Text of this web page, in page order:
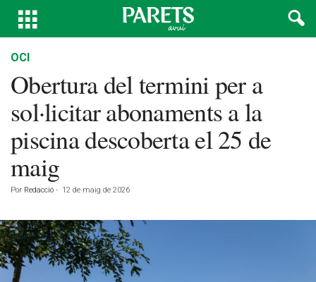
OCI
Obertura del termini per a
sol·licitar abonaments a la
piscina descoberta el 25 de
maig
Por Redacció - 12 de maig de 2026